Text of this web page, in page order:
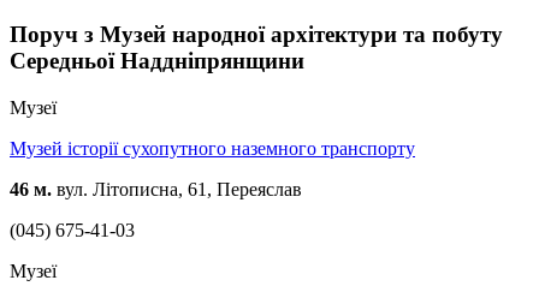
Поруч з Музей народної архітектури та побуту
Середньої Наддніпрянщини
Музеї
Музей історії сухопутного наземного транспорту
46 м. вул. Літописна, 61, Переяслав
(045) 675-41-03
Музеї